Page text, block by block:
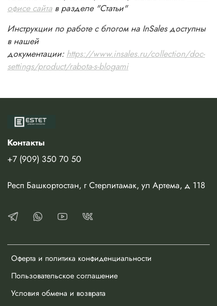
офисе сайта в разделе "Статьи"
Инструкции по работе с блогом на InSales доступны
в нашей
документации:https://www.insales.ru/collection/doc-
settings/product/rabota-s-blogami
Оферта и политика конфиденциальности
Пользовательское соглашение
Условия обмена и возврата
Контакты
+7 (909) 350 70 50
Респ Башкортостан, г Стерлитамак, ул Артема, д 118